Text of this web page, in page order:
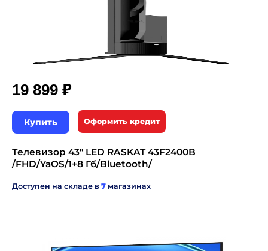
19 899 ₽
Купить Оформить кредит
Телевизор 43" LED RASKAT 43F2400B
/FHD/YaOS/1+8 Гб/Bluetooth/
Доступен на складе в 7 магазинах